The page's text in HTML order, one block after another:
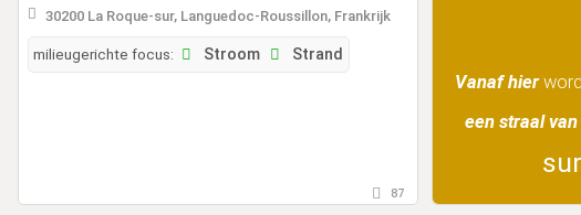
30200 La Roque-sur, Languedoc-Roussillon, Frankrijk
milieugerichte focus: Stroom Strand
87
Vanaf hier
een straal
sur